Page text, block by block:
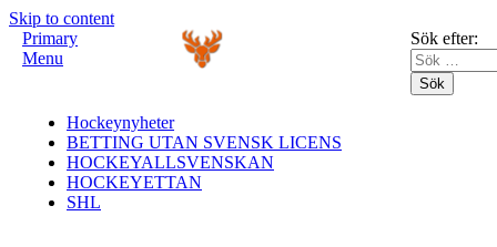
Skip to content
Primary
Menu
Sök efter:
Hockeynyheter
BETTING UTAN SVENSK LICENS
HOCKEYALLSVENSKAN
HOCKEYETTAN
SHL